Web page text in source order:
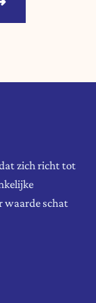
zich richt tot
waarde schat